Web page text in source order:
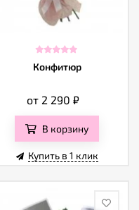
Конфитюр
от 2 290 ₽
В корзину
Купить в 1 клик